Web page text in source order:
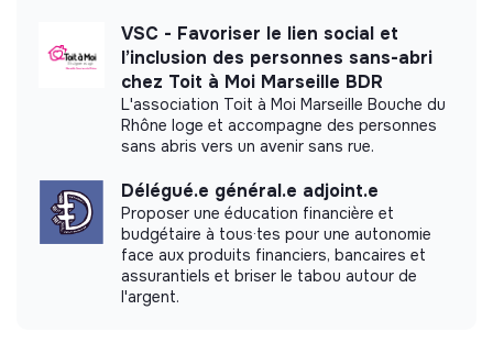
VSC - Favoriser le lien social et
l’inclusion des personnes sans-abri
chez Toit à Moi Marseille BDR
L'association Toit à Moi Marseille Bouche du
Rhône loge et accompagne des personnes
sans abris vers un avenir sans rue.
Délégué.e général.e adjoint.e
Proposer une éducation financière et
budgétaire à tous·tes pour une autonomie
face aux produits financiers, bancaires et
assurantiels et briser le tabou autour de
l'argent.